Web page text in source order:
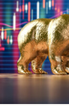
利用者
無料
運営会社
ファミリー